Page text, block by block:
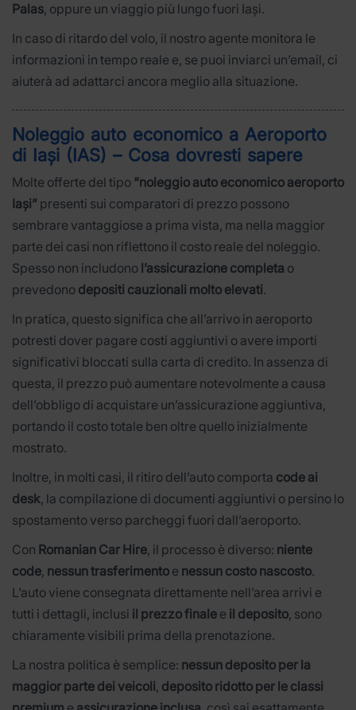
Palas, oppure un viaggio più lungo fuori Iași.
In caso di ritardo del volo, il nostro agente monitora le
informazioni in tempo reale e, se puoi inviarci un’email, ci
aiuterà ad adattarci ancora meglio alla situazione.
Noleggio auto economico a Aeroporto
di Iași (IAS) – Cosa dovresti sapere
Molte offerte del tipo “noleggio auto economico aeroporto
Iași” presenti sui comparatori di prezzo possono
sembrare vantaggiose a prima vista, ma nella maggior
parte dei casi non riflettono il costo reale del noleggio.
Spesso non includono l’assicurazione completa o
prevedono depositi cauzionali molto elevati.
In pratica, questo significa che all’arrivo in aeroporto
potresti dover pagare costi aggiuntivi o avere importi
significativi bloccati sulla carta di credito. In assenza di
questa, il prezzo può aumentare notevolmente a causa
dell’obbligo di acquistare un’assicurazione aggiuntiva,
portando il costo totale ben oltre quello inizialmente
mostrato.
Inoltre, in molti casi, il ritiro dell’auto comporta code ai
desk, la compilazione di documenti aggiuntivi o persino lo
spostamento verso parcheggi fuori dall’aeroporto.
Con Romanian Car Hire, il processo è diverso: niente
code, nessun trasferimento e nessun costo nascosto.
L’auto viene consegnata direttamente nell’area arrivi e
tutti i dettagli, inclusi il prezzo finale e il deposito, sono
chiaramente visibili prima della prenotazione.
La nostra politica è semplice: nessun deposito per la
maggior parte dei veicoli, deposito ridotto per le classi